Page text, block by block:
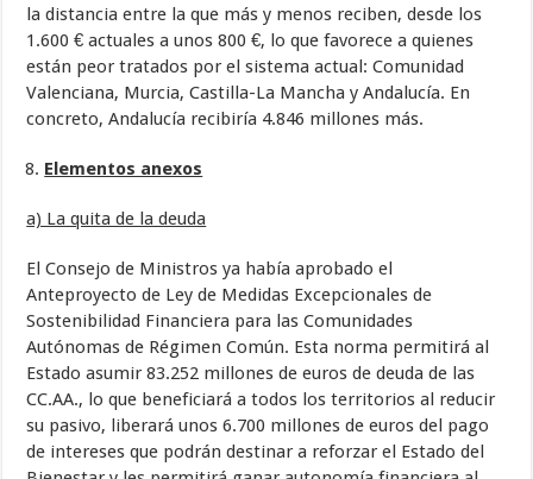
la distancia entre la que más y menos reciben, desde los
1.600 € actuales a unos 800 €, lo que favorece a quienes
están peor tratados por el sistema actual: Comunidad
Valenciana, Murcia, Castilla-La Mancha y Andalucía. En
concreto, Andalucía recibiría 4.846 millones más.
Elementos anexos
a) La quita de la deuda
El Consejo de Ministros ya había aprobado el
Anteproyecto de Ley de Medidas Excepcionales de
Sostenibilidad Financiera para las Comunidades
Autónomas de Régimen Común. Esta norma permitirá al
Estado asumir 83.252 millones de euros de deuda de las
CC.AA., lo que beneficiará a todos los territorios al reducir
su pasivo, liberará unos 6.700 millones de euros del pago
de intereses que podrán destinar a reforzar el Estado del